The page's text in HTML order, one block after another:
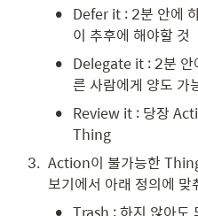
• Defer it : 2분 안에
이 추후에 해야할 것
• Delegate it : 2분 안
른 사람에게 양도 가
• Review it : 당장
Thing
3. Action이 불가능한
보기에서 아래 정의에